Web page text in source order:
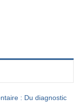
: Du diagnostic